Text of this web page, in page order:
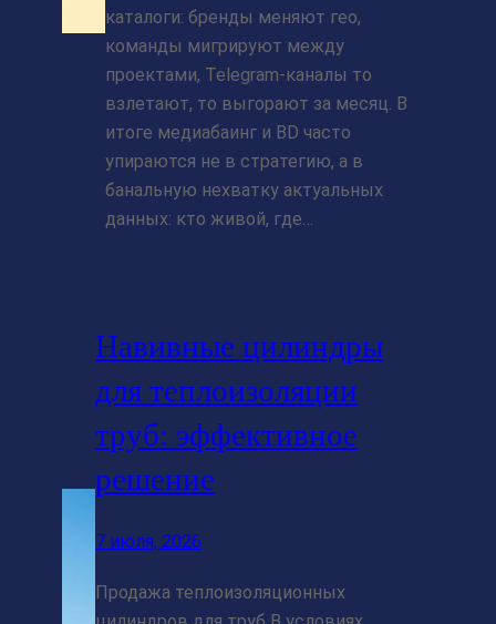
каталоги: бренды меняют гео,
команды мигрируют между
проектами, Telegram-каналы то
взлетают, то выгорают за месяц. В
итоге медиабаинг и BD часто
упираются не в стратегию, а в
банальную нехватку актуальных
данных: кто живой, где…
Навивные цилиндры
для теплоизоляции
труб: эффективное
решение
7 июля, 2026
Продажа теплоизоляционных